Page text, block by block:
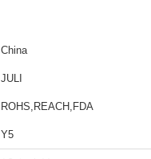
China
JULI
ROHS,REACH,FDA
Y5